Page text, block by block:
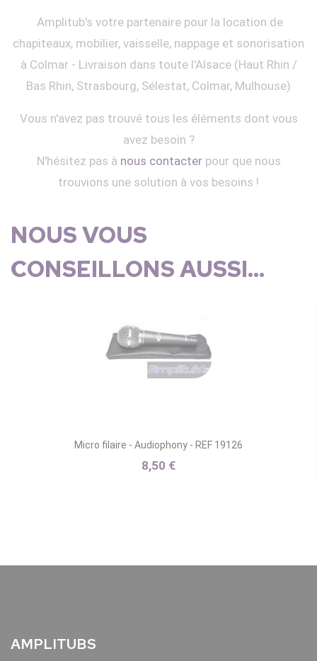
Amplitub's votre partenaire pour la location de
chapiteaux, mobilier, vaisselle, nappage et sonorisation
à Colmar - Livraison dans toute l'Alsace (Haut Rhin /
Bas Rhin, Strasbourg, Sélestat, Colmar, Mulhouse)
Vous n'avez pas trouvé tous les éléments dont vous
avez besoin ?
N'hésitez pas à nous contacterpour que nous
trouvions une solution à vos besoins !
NOUS VOUS
CONSEILLONS AUSSI...
Micro filaire - Audiophony - REF 19126
8,50 €
AMPLITUBS